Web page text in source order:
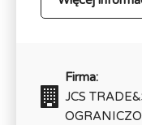
Firma:
JCS